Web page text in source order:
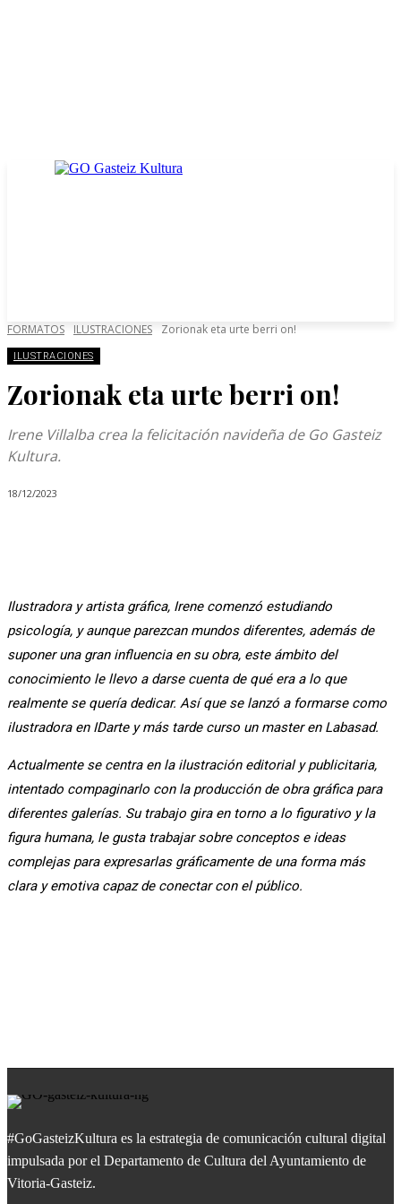
FORMATOS ILUSTRACIONES Zorionak eta urte berri on!
ILUSTRACIONES
Zorionak eta urte berri on!
Irene Villalba crea la felicitación navideña de Go Gasteiz
Kultura.
18/12/2023
Ilustradora y artista gráfica, Irene comenzó estudiando
psicología, y aunque parezcan mundos diferentes, además de
suponer una gran influencia en su obra, este ámbito del
conocimiento le llevo a darse cuenta de qué era a lo que
realmente se quería dedicar. Así que se lanzó a formarse como
ilustradora en IDarte y más tarde curso un master en Labasad.
Actualmente se centra en la ilustración editorial y publicitaria,
intentado compaginarlo con la producción de obra gráfica para
diferentes galerías. Su trabajo gira en torno a lo figurativo y la
figura humana, le gusta trabajar sobre conceptos e ideas
complejas para expresarlas gráficamente de una forma más
clara y emotiva capaz de conectar con el público.
#GoGasteizKultura es la estrategia de comunicación cultural digital
impulsada por el Departamento de Cultura del Ayuntamiento de
Vitoria-Gasteiz.